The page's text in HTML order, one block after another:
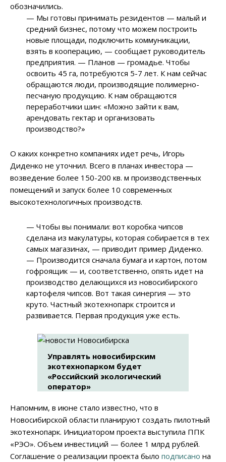
обозначились.
— Мы готовы принимать резидентов — малый и
средний бизнес, потому что можем построить
новые площади, подключить коммуникации,
взять в кооперацию, — сообщает руководитель
предприятия. — Планов — громадье. Чтобы
освоить 45 га, потребуются 5-7 лет. К нам сейчас
обращаются люди, производящие полимерно-
песчаную продукцию. К нам обращаются
переработчики шин: «Можно зайти к вам,
арендовать гектар и организовать
производство?»
О каких конкретно компаниях идет речь, Игорь
Диденко не уточнил. Всего в планах инвестора —
возведение более 150-200 кв. м производственных
помещений и запуск более 10 современных
высокотехнологичных производств.
— Чтобы вы понимали: вот коробка чипсов
сделана из макулатуры, которая собирается в тех
самых магазинах, — приводит пример Диденко.
— Производится сначала бумага и картон, потом
гофроящик — и, соответственно, опять идет на
производство делающихся из новосибирского
картофеля чипсов. Вот такая синергия — это
круто. Частный экотехнопарк строится и
развивается. Первая продукция уже есть.
Управлять новосибирским
экотехнопарком будет
«Российский экологический
оператор»
Напомним, в июне стало известно, что в
Новосибирской области планируют создать пилотный
экотехнопарк. Инициатором проекта выступила ППК
«РЭО». Объем инвестиций — более 1 млрд рублей.
Соглашение о реализации проекта было подписано на